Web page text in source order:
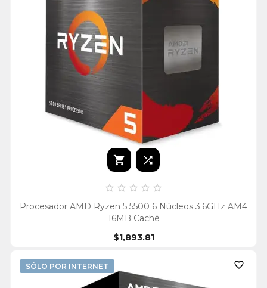
 
    
Procesador AMD Ryzen 5 5500 6 Núcleos 3.6GHz AM4
16MB Caché
$1,893.81
SÓLO POR INTERNET 